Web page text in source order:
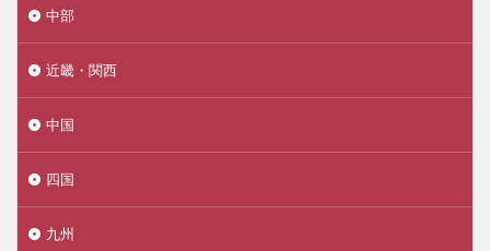
中部
近畿・関西
中国
四国
九州